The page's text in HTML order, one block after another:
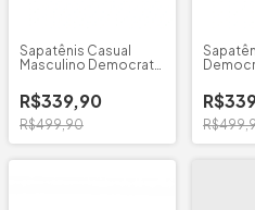
Sapatênis Casual
Masculino Democrata
R$339,90
R$499,90